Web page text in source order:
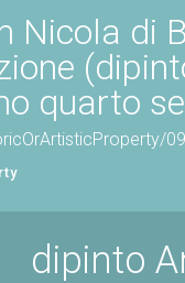
Nicola di
quarto
dipinto